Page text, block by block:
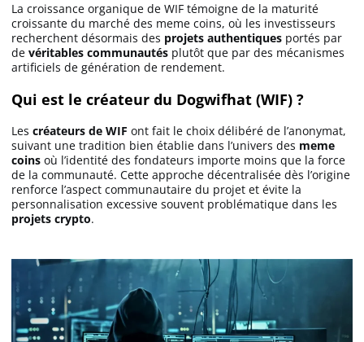
La croissance organique de WIF témoigne de la maturité
croissante du marché des meme coins, où les investisseurs
recherchent désormais des projets authentiques portés par
de véritables communautés plutôt que par des mécanismes
artificiels de génération de rendement.
Qui est le créateur du Dogwifhat (WIF) ?
Les créateurs de WIF ont fait le choix délibéré de l’anonymat,
suivant une tradition bien établie dans l’univers des meme
coins où l’identité des fondateurs importe moins que la force
de la communauté. Cette approche décentralisée dès l’origine
renforce l’aspect communautaire du projet et évite la
personnalisation excessive souvent problématique dans les
projets crypto.